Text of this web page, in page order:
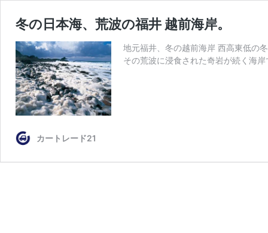
冬の日本海、荒波の福井 越前海岸。
地元福井、冬の越前海岸 西高東低の
その荒波に浸食された奇岩が続く海
カートレード21